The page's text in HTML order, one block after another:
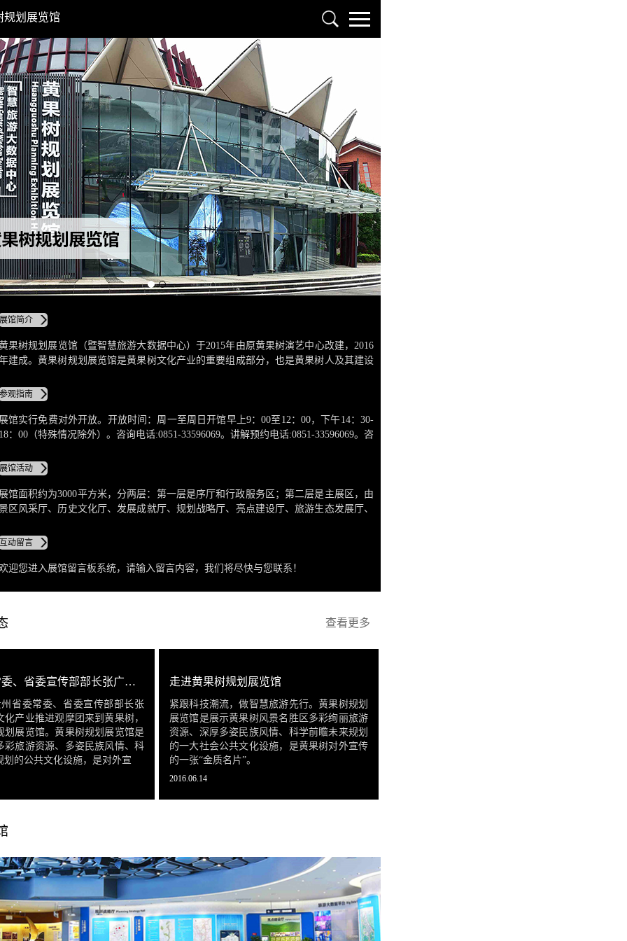
规划展览馆
馆简介
果树规划展览馆（暨智慧旅游大数据中心）于2015年由原黄果树演艺中心改建，2016
建成。黄果树规划展览馆是黄果树文化产业的重要组成部分，也是黄果树人及其建设
观指南
馆实行免费对外开放。开放时间：周一至周日开馆早上9：00至12：00，下午14：30-
：00（特殊情况除外）。咨询电话:0851-33596069。讲解预约电话:0851-33596069。咨
馆活动
馆面积约为3000平方米，分两层：第一层是序厅和行政服务区；第二层是主展区，由
区风采厅、历史文化厅、发展成就厅、规划战略厅、亮点建设厅、旅游生态发展厅、
区的“天赋山水”、历史人文、建设成就以及发展目标。
动留言
迎您进入展馆留言板系统，请输入留言内容，我们将尽快与您联系！
查看更多
贵州省委常委、省委宣传部部长张广智率全省文化产业推进观摩团观摩黄果树规划展览馆
省委常委、省委宣传部部长张
化产业推进观摩团来到黄果树，
划展览馆。黄果树规划展览馆是
彩旅游资源、多姿民族风情、科
划的公共文化设施，是对外宣
走进黄果树规划展览馆
紧跟科技潮流，做智慧旅游先行。黄果树规划
展览馆是展示黄果树风景名胜区多彩绚丽旅游
资源、深厚多姿民族风情、科学前瞻未来规划
的一大社会公共文化设施，是黄果树对外宣传
的一张“金质名片”。
2016.06.14